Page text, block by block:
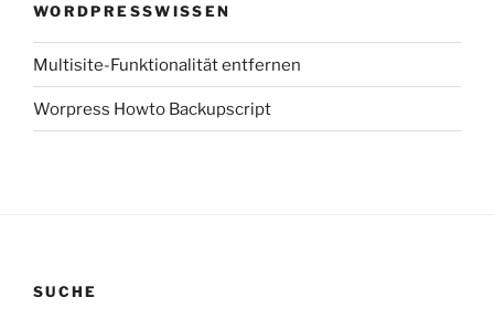
WORDPRESSWISSEN
Multisite-Funktionalität entfernen
Worpress Howto Backupscript
SUCHE